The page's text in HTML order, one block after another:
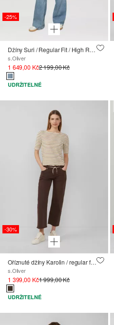
-25%
Džíny Suri / Regular Fit / High Rise / Wide Leg
s.Oliver
1 649,00 Kč2 199,00 Kč
UDRŽITELNÉ
-30%
Oříznuté džíny Karolin / regular fit / mid rise / straight leg / open hem
s.Oliver
1 399,00 Kč1 999,00 Kč
UDRŽITELNÉ